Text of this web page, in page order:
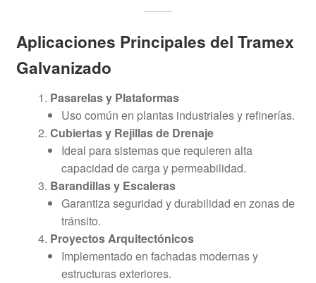
Aplicaciones Principales del Tramex
Galvanizado
Pasarelas y Plataformas
Uso común en plantas industriales y refinerías.
Cubiertas y Rejillas de Drenaje
Ideal para sistemas que requieren alta
capacidad de carga y permeabilidad.
Barandillas y Escaleras
Garantiza seguridad y durabilidad en zonas de
tránsito.
Proyectos Arquitectónicos
Implementado en fachadas modernas y
estructuras exteriores.